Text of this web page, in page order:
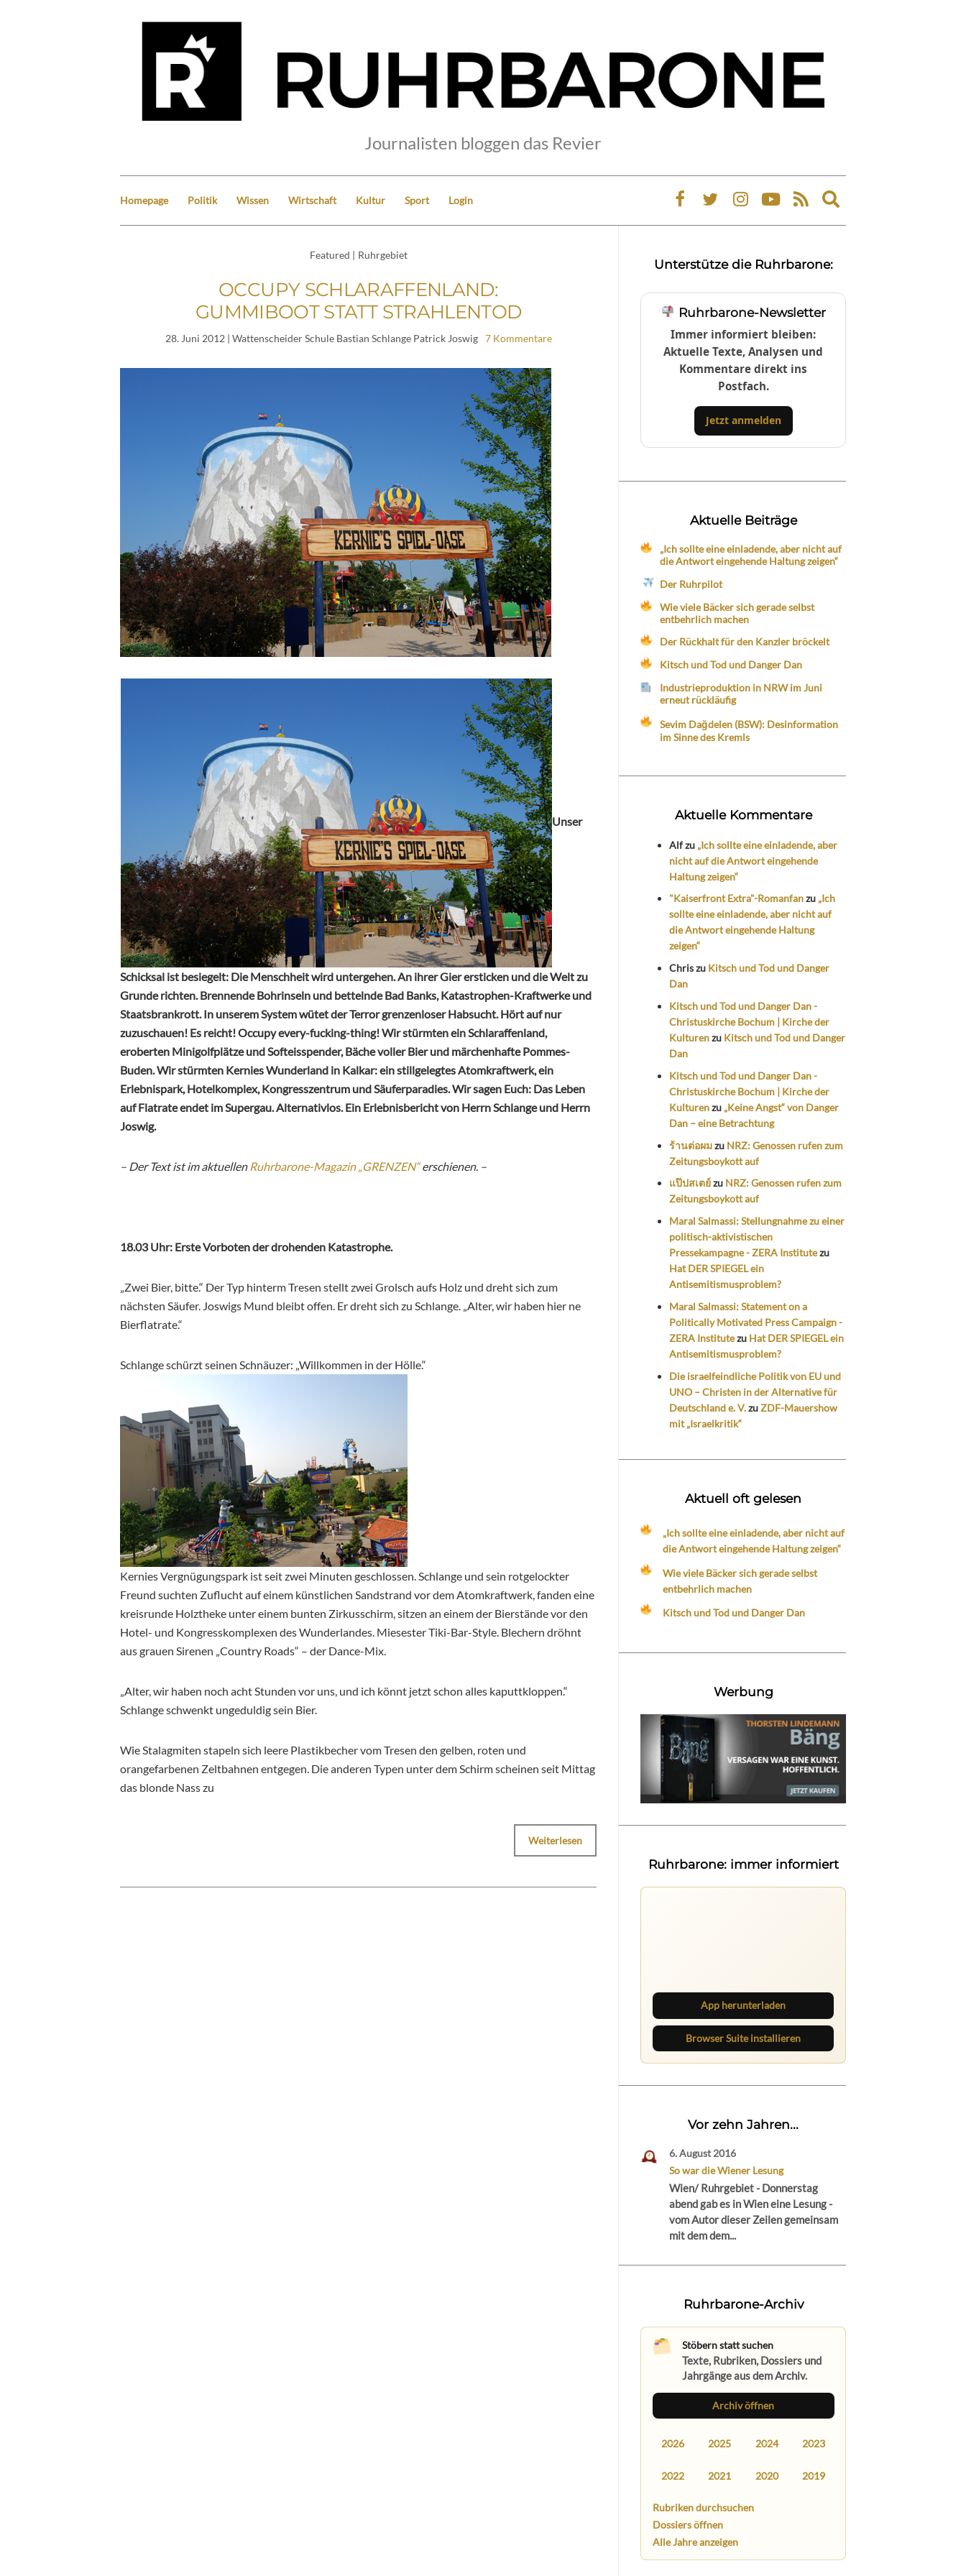
Journalisten bloggen das Revier
Homepage Politik Wissen Wirtschaft Kultur Sport Login
Expand
search
Featured | Ruhrgebiet
OCCUPY SCHLARAFFENLAND:
GUMMIBOOT STATT STRAHLENTOD
28. Juni 2012| Wattenscheider Schule Bastian Schlange Patrick Joswig 7 Kommentare
Unser
Schicksal ist besiegelt: Die Menschheit wird untergehen. An ihrer Gier ersticken und die Welt zu
Grunde richten. Brennende Bohrinseln und bettelnde Bad Banks, Katastrophen-Kraftwerke und
Staatsbrankrott. In unserem System wütet der Terror grenzenloser Habsucht. Hört auf nur
zuzuschauen! Es reicht! Occupy every-fucking-thing! Wir stürmten ein Schlaraffenland,
eroberten Minigolfplätze und Softeisspender, Bäche voller Bier und märchenhafte Pommes-
Buden. Wir stürmten Kernies Wunderland in Kalkar: ein stillgelegtes Atomkraftwerk, ein
Erlebnispark, Hotelkomplex, Kongresszentrum und Säuferparadies. Wir sagen Euch: Das Leben
auf Flatrate endet im Supergau. Alternativlos. Ein Erlebnisbericht von Herrn Schlange und Herrn
Joswig.
– Der Text ist im aktuellen Ruhrbarone-Magazin „GRENZEN“erschienen. –
18.03 Uhr: Erste Vorboten der drohenden Katastrophe.
„Zwei Bier, bitte.“ Der Typ hinterm Tresen stellt zwei Grolsch aufs Holz und dreht sich zum
nächsten Säufer. Joswigs Mund bleibt offen. Er dreht sich zu Schlange. „Alter, wir haben hier ne
Bierflatrate.“
Schlange schürzt seinen Schnäuzer: „Willkommen in der Hölle.“
Kernies Vergnügungspark ist seit zwei Minuten geschlossen. Schlange und sein rotgelockter
Freund suchten Zuflucht auf einem künstlichen Sandstrand vor dem Atomkraftwerk, fanden eine
kreisrunde Holztheke unter einem bunten Zirkusschirm, sitzen an einem der Bierstände vor den
Hotel- und Kongresskomplexen des Wunderlandes. Miesester Tiki-Bar-Style. Blechern dröhnt
aus grauen Sirenen „Country Roads“ – der Dance-Mix.
„Alter, wir haben noch acht Stunden vor uns, und ich könnt jetzt schon alles kaputtkloppen.“
Schlange schwenkt ungeduldig sein Bier.
Wie Stalagmiten stapeln sich leere Plastikbecher vom Tresen den gelben, roten und
orangefarbenen Zeltbahnen entgegen. Die anderen Typen unter dem Schirm scheinen seit Mittag
das blonde Nass zu
Weiterlesen
Unterstütze die Ruhrbarone:
Ruhrbarone-Newsletter
Immer informiert bleiben:
Aktuelle Texte, Analysen und
Kommentare direkt ins
Postfach.
Jetzt anmelden
Aktuelle Beiträge
„Ich sollte eine einladende, aber nicht auf
die Antwort eingehende Haltung zeigen“
Der Ruhrpilot
Wie viele Bäcker sich gerade selbst
entbehrlich machen
Der Rückhalt für den Kanzler bröckelt
Kitsch und Tod und Danger Dan
Industrieproduktion in NRW im Juni
erneut rückläufig
Sevim Dağdelen (BSW): Desinformation
im Sinne des Kremls
Aktuelle Kommentare
Alfzu „Ich sollte eine einladende, aber
nicht auf die Antwort eingehende
Haltung zeigen“
"Kaiserfront Extra"-Romanfanzu „Ich
sollte eine einladende, aber nicht auf
die Antwort eingehende Haltung
zeigen“
Chriszu Kitsch und Tod und Danger
Dan
Kitsch und Tod und Danger Dan -
Christuskirche Bochum | Kirche der
Kulturenzu Kitsch und Tod und Danger
Dan
Kitsch und Tod und Danger Dan -
Christuskirche Bochum | Kirche der
Kulturenzu „Keine Angst“ von Danger
Dan – eine Betrachtung
ร้านต่อผมzu NRZ: Genossen rufen zum
Zeitungsboykott auf
แป๊ปสเตย์zu NRZ: Genossen rufen zum
Zeitungsboykott auf
Maral Salmassi: Stellungnahme zu einer
politisch-aktivistischen
Pressekampagne - ZERA Institutezu
Hat DER SPIEGEL ein
Antisemitismusproblem?
Maral Salmassi: Statement on a
Politically Motivated Press Campaign -
ZERA Institutezu Hat DER SPIEGEL ein
Antisemitismusproblem?
Die israelfeindliche Politik von EU und
UNO – Christen in der Alternative für
Deutschland e. V.zuZDF-Mauershow
mit „Israelkritik“
Aktuell oft gelesen
„Ich sollte eine einladende, aber nicht auf
die Antwort eingehende Haltung zeigen“
Wie viele Bäcker sich gerade selbst
entbehrlich machen
Kitsch und Tod und Danger Dan
Werbung
Ruhrbarone: immer informiert
App herunterladen
Browser Suite installieren
Vor zehn Jahren...
6. August 2016
So war die Wiener Lesung
Wien/ Ruhrgebiet - Donnerstag
abend gab es in Wien eine Lesung -
vom Autor dieser Zeilen gemeinsam
mit dem dem...
Ruhrbarone-Archiv
Stöbern statt suchen
Texte, Rubriken, Dossiers und
Jahrgänge aus dem Archiv.
Archiv öffnen
2026 2025 2024 2023
2022 2021 2020 2019
Rubriken durchsuchen
Dossiers öffnen
Alle Jahre anzeigen